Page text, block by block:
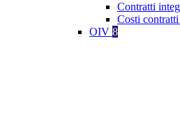
Contratti
Costi
OIV 8